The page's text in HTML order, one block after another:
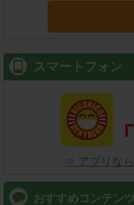
スマートフォン
⇒ アプリな
おすすめコンテンツ